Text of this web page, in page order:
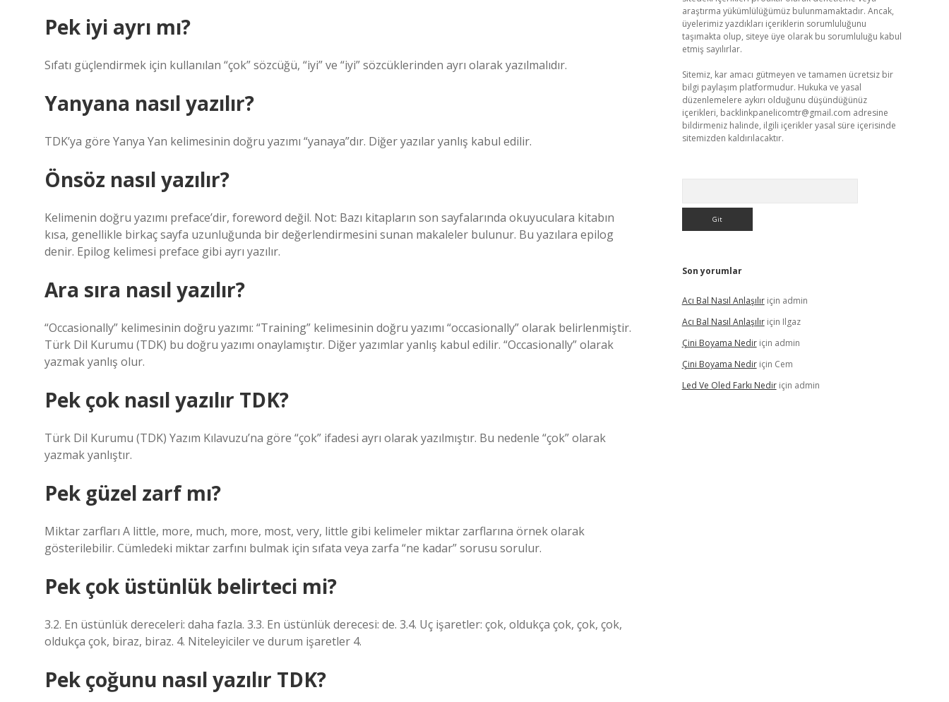
Pek iyi ayrı mı?
Sıfatı güçlendirmek için kullanılan “çok” sözcüğü, “iyi” ve “iyi” sözcüklerinden ayrı olarak yazılmalıdır.
Yanyana nasıl yazılır?
TDK’ya göre Yanya Yan kelimesinin doğru yazımı “yanaya”dır. Diğer yazılar yanlış kabul edilir.
Önsöz nasıl yazılır?
Kelimenin doğru yazımı preface’dir, foreword değil. Not: Bazı kitapların son sayfalarında okuyuculara kitabın
kısa, genellikle birkaç sayfa uzunluğunda bir değerlendirmesini sunan makaleler bulunur. Bu yazılara epilog
denir. Epilog kelimesi preface gibi ayrı yazılır.
Ara sıra nasıl yazılır?
“Occasionally” kelimesinin doğru yazımı: “Training” kelimesinin doğru yazımı “occasionally” olarak belirlenmiştir.
Türk Dil Kurumu (TDK) bu doğru yazımı onaylamıştır. Diğer yazımlar yanlış kabul edilir. “Occasionally” olarak
yazmak yanlış olur.
Pek çok nasıl yazılır TDK?
Türk Dil Kurumu (TDK) Yazım Kılavuzu’na göre “çok” ifadesi ayrı olarak yazılmıştır. Bu nedenle “çok” olarak
yazmak yanlıştır.
Pek güzel zarf mı?
Miktar zarfları A little, more, much, more, most, very, little gibi kelimeler miktar zarflarına örnek olarak
gösterilebilir. Cümledeki miktar zarfını bulmak için sıfata veya zarfa “ne kadar” sorusu sorulur.
Pek çok üstünlük belirteci mi?
3.2. En üstünlük dereceleri: daha fazla. 3.3. En üstünlük derecesi: de. 3.4. Uç işaretler: çok, oldukça çok, çok, çok,
oldukça çok, biraz, biraz. 4. Niteleyiciler ve durum işaretler 4.
Pek çoğunu nasıl yazılır TDK?
araştırma yükümlülüğümüz bulunmamaktadır. Ancak,
üyelerimiz yazdıkları içeriklerin sorumluluğunu
taşımakta olup, siteye üye olarak bu sorumluluğu kabul
etmiş sayılırlar.
Sitemiz, kar amacı gütmeyen ve tamamen ücretsiz bir
bilgi paylaşım platformudur. Hukuka ve yasal
düzenlemelere aykırı olduğunu düşündüğünüz
içerikleri, backlinkpanelicomtr@gmail.com adresine
bildirmeniz halinde, ilgili içerikler yasal süre içerisinde
sitemizden kaldırılacaktır.
Son yorumlar
Acı Bal Nasıl Anlaşılıriçin admin
Acı Bal Nasıl Anlaşılıriçin Ilgaz
Çini Boyama Nediriçin admin
Çini Boyama Nediriçin Cem
Led Ve Oled Farkı Nediriçin admin